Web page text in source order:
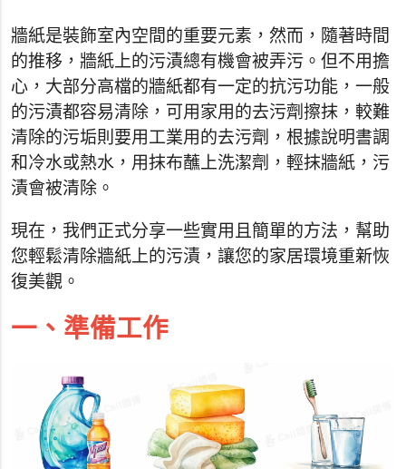
牆紙是裝飾室內空間的重要元素，然而，隨著時間
的推移，牆紙上的污漬總有機會被弄污。但不用擔
心，大部分高檔的牆紙都有一定的抗污功能，一般
的污漬都容易清除，可用家用的去污劑擦抹，較難
清除的污垢則要用工業用的去污劑，根據說明書調
和冷水或熱水，用抹布蘸上洗潔劑，輕抹牆紙，污
漬會被清除。
現在，我們正式分享一些實用且簡單的方法，幫助
您輕鬆清除牆紙上的污漬，讓您的家居環境重新恢
復美觀。
一、準備工作